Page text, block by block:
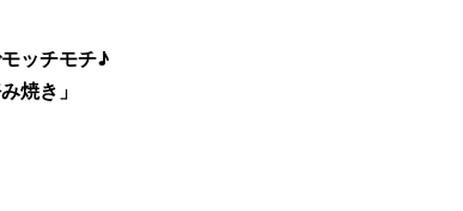
ッチモチ♪
焼き」